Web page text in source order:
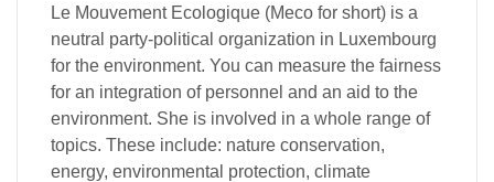
Le Mouvement Ecologique (Meco for short) is a
neutral party-political organization in Luxembourg
for the environment. You can measure the fairness
for an integration of personnel and an aid to the
environment. She is involved in a whole range of
topics. These include: nature conservation,
energy, environmental protection, climate